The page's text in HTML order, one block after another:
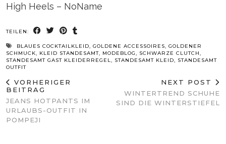
High Heels – NoName
TEILEN:
BLAUES COCKTAILKLEID, GOLDENE ACCESSOIRES, GOLDENER
SCHMUCK, KLEID STANDESAMT, MODEBLOG, SCHWARZE CLUTCH,
STANDESAMT GAST KLEIDERREGEL, STANDESAMT KLEID, STANDESAMT
OUTFIT
VORHERIGER
BEITRAG
JEANS HOTPANTS IM
URLAUBS-OUTFIT IN
POMPEJI
NEXT POST
WINTERTREND SCHUHE
SIND DIE WINTERSTIEFEL